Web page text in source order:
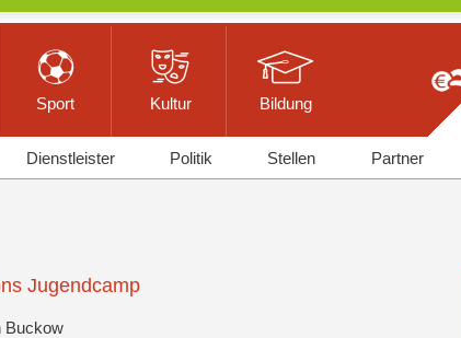
Sport Kultur Bildung
Dienstleister Politik Stellen Partner
Jugendcamp
Buckow